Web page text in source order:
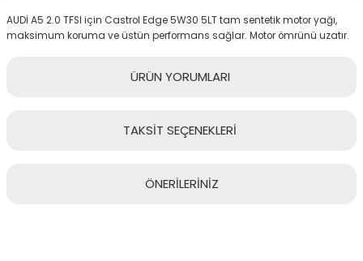
AUDİ A5 2.0 TFSI için Castrol Edge 5W30 5LT tam sentetik motor yağı,
maksimum koruma ve üstün performans sağlar. Motor ömrünü uzatır.
ÜRÜN YORUMLARI
TAKSİT SEÇENEKLERİ
ÖNERİLERİNİZ